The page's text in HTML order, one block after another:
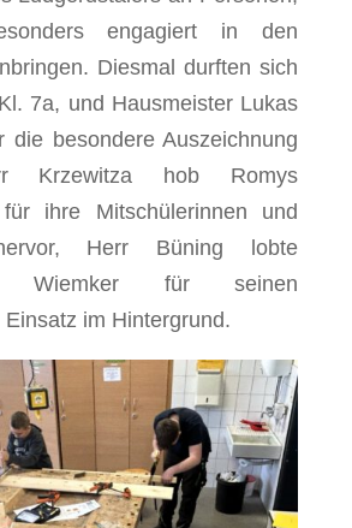
engagiert in den
Diesmal durften sich
7a, und Hausmeister Lukas
die besondere Auszeichnung
Krzewitza hob Romys
für ihre Mitschülerinnen und
Herr Büning lobte
Wiemker für seinen
im Hintergrund.